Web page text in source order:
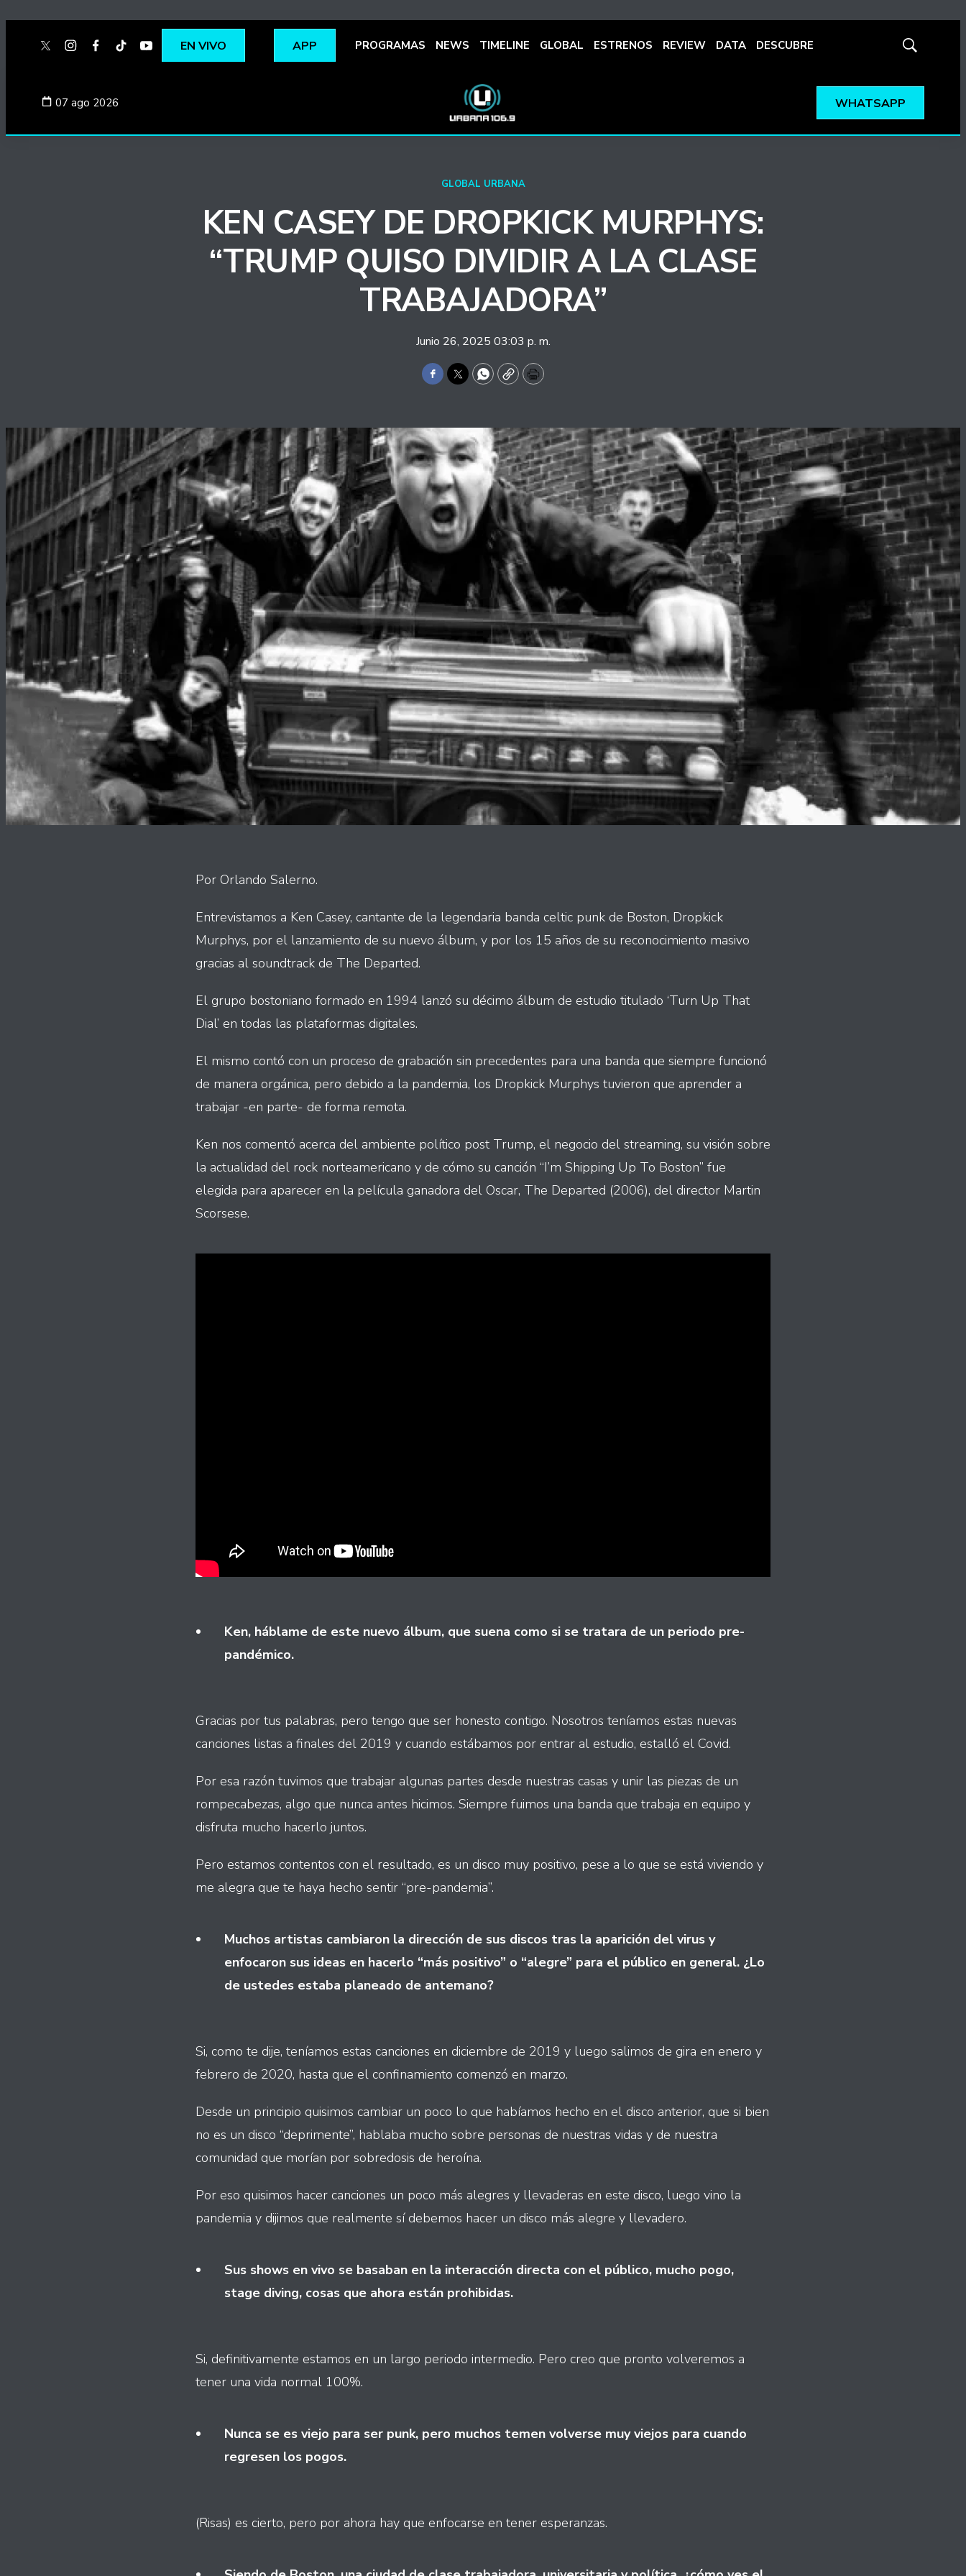
twitterinstagram
facebook
tiktokyoutubespotify
EN VIVO APP PROGRAMAS NEWS TIMELINE GLOBAL ESTRENOS REVIEW DATA DESCUBRE
Mostrar
07 ago 2026 WHATSAPP
GLOBAL URBANA
KEN CASEY DE DROPKICK MURPHYS:
“TRUMP QUISO DIVIDIR A LA CLASE
TRABAJADORA”
Junio 26, 2025 03:03 p. m.
Facebook
TwitterWhatsApp
CopyPrint
Por Orlando Salerno.
Entrevistamos a Ken Casey, cantante de la legendaria banda celtic punk de Boston, Dropkick
Murphys, por el lanzamiento de su nuevo álbum, y por los 15 años de su reconocimiento masivo
gracias al soundtrack de The Departed.
El grupo bostoniano formado en 1994 lanzó su décimo álbum de estudio titulado ‘Turn Up That
Dial’ en todas las plataformas digitales.
El mismo contó con un proceso de grabación sin precedentes para una banda que siempre funcionó
de manera orgánica, pero debido a la pandemia, los Dropkick Murphys tuvieron que aprender a
trabajar -en parte- de forma remota.
Ken nos comentó acerca del ambiente político post Trump, el negocio del streaming, su visión sobre
la actualidad del rock norteamericano y de cómo su canción “I’m Shipping Up To Boston” fue
elegida para aparecer en la película ganadora del Oscar, The Departed (2006), del director Martin
Scorsese.
Ken, háblame de este nuevo álbum, que suena como si se tratara de un periodo pre-
pandémico.
Gracias por tus palabras, pero tengo que ser honesto contigo. Nosotros teníamos estas nuevas
canciones listas a finales del 2019 y cuando estábamos por entrar al estudio, estalló el Covid.
Por esa razón tuvimos que trabajar algunas partes desde nuestras casas y unir las piezas de un
rompecabezas, algo que nunca antes hicimos. Siempre fuimos una banda que trabaja en equipo y
disfruta mucho hacerlo juntos.
Pero estamos contentos con el resultado, es un disco muy positivo, pese a lo que se está viviendo y
me alegra que te haya hecho sentir “pre-pandemia”.
Muchos artistas cambiaron la dirección de sus discos tras la aparición del virus y
enfocaron sus ideas en hacerlo “más positivo” o “alegre” para el público en general. ¿Lo
de ustedes estaba planeado de antemano?
Si, como te dije, teníamos estas canciones en diciembre de 2019 y luego salimos de gira en enero y
febrero de 2020, hasta que el confinamiento comenzó en marzo.
Desde un principio quisimos cambiar un poco lo que habíamos hecho en el disco anterior, que si bien
no es un disco “deprimente”, hablaba mucho sobre personas de nuestras vidas y de nuestra
comunidad que morían por sobredosis de heroína.
Por eso quisimos hacer canciones un poco más alegres y llevaderas en este disco, luego vino la
pandemia y dijimos que realmente sí debemos hacer un disco más alegre y llevadero.
Sus shows en vivo se basaban en la interacción directa con el público, mucho pogo,
stage diving, cosas que ahora están prohibidas.
Si, definitivamente estamos en un largo periodo intermedio. Pero creo que pronto volveremos a
tener una vida normal 100%.
Nunca se es viejo para ser punk, pero muchos temen volverse muy viejos para cuando
regresen los pogos.
(Risas) es cierto, pero por ahora hay que enfocarse en tener esperanzas.